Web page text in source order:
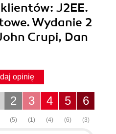
J2EE.
Wydanie 2
Crupi, Dan
opinię
6
(3)
5
(6)
4
(4)
3
(1)
2
(5)